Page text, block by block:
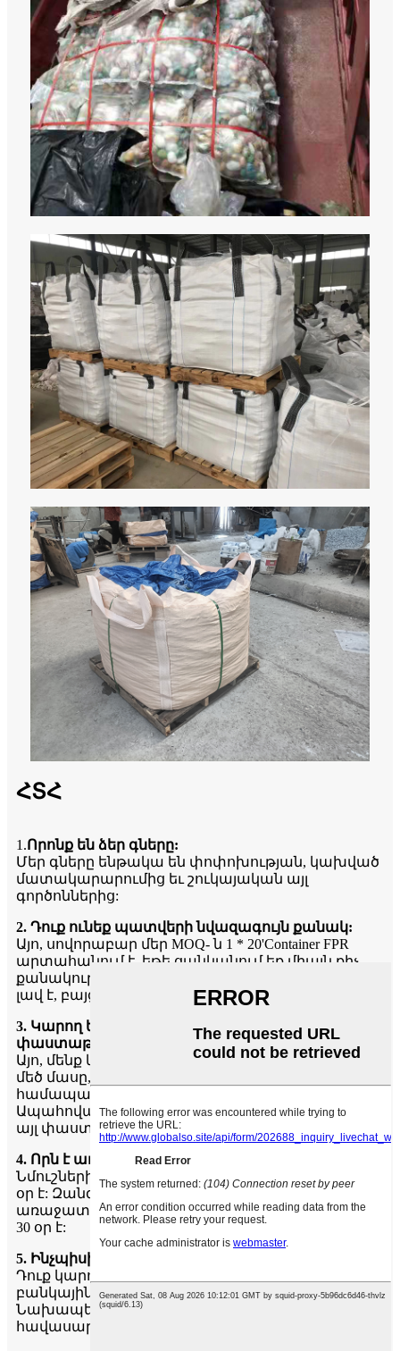
ՀՏՀ
1.Որոնք են ձեր գները:
Մեր գները ենթակա են փոփոխության, կախված
մատակարարումից եւ շուկայական այլ
գործոններից:
2. Դուք ունեք պատվերի նվազագույն քանակ:
Այո, սովորաբար մեր MOQ- ն 1 * 20'Container FPR
արտահանում է, եթե ցանկանում եք միայն քիչ
քանակություններ եւ պետք է LCL- ն, ապա դա
լավ է, բայց արժեքը կավելացվի:
3. Կարող եք տրամադրել համապատասխան
փաստաթղթեր:
Այո, մենք կարող ենք ապահովել փաստաթղթերի
մեծ մասը, ներառյալ վերլուծության /
համապատասխանության վկայականներ.
Ապահովագրություն; Ծագումը եւ արտահանման
այլ փաստաթղթեր, անհրաժեշտության դեպքում:
4. Որն է առաջատարի միջին ժամանակը:
Նմուշների համար գլխավոր ժամանակը մոտ 7
օր է: Զանգվածային արտադրության համար
առաջատարը ավանդի վճարումը ստանալուց 20-
30 օր է:
5. Ինչպիսի վճարման եղանակներ եք ընդունում:
Դուք կարող եք վճարումը կատարել մեր
բանկային հաշվին, Western Union- ին կամ PayPal- ին.
Նախապես 30% ավանդ, 70%
հավասարակշռություն B / L օրինակի դեմ: